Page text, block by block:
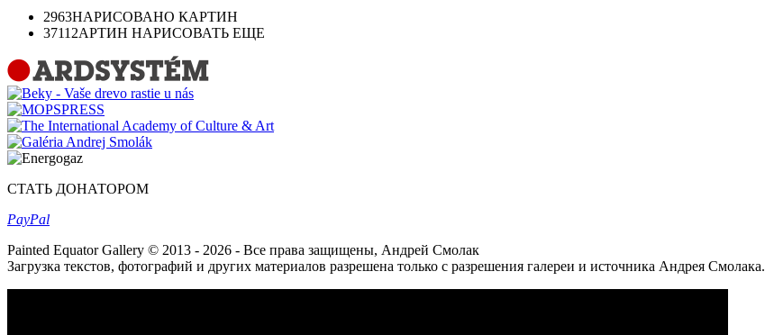
2963НАРИСОВАНО КАРТИН
37112АРТИН НАРИСОВАТЬ ЕЩЕ
СТАТЬ ДОНАТОРОМ
PayPal
Painted Equator Gallery © 2013 - 2026 - Все права защищены, Андрей Смолак
Загрузка текстов, фотографий и других материалов разрешена только с разрешения галереи и источника Андрея Смолака.